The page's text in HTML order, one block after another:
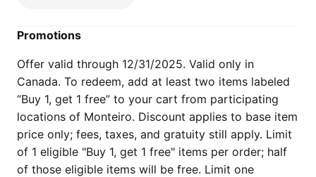
Promotions
Offer valid through 12/31/2025. Valid only in
Canada. To redeem, add at least two items labeled
“Buy 1, get 1 free” to your cart from participating
locations of Monteiro. Discount applies to base item
price only; fees, taxes, and gratuity still apply. Limit
of 1 eligible "Buy 1, get 1 free" items per order; half
of those eligible items will be free. Limit one